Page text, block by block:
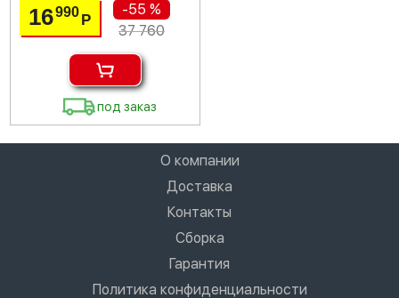
16990Р
-55 %
37 760
под заказ
О компании
Доставка
Контакты
Сборка
Гарантия
Политика конфиденциальности